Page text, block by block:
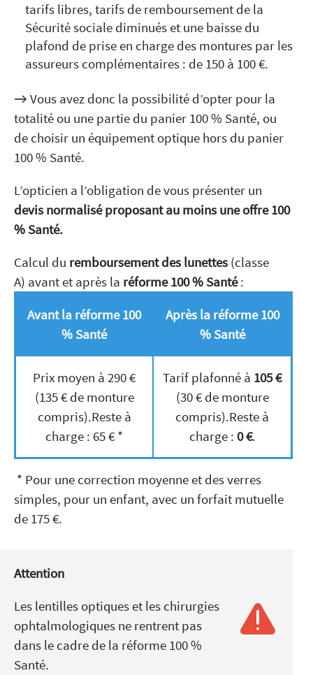
tarifs libres, tarifs de remboursement de la
Sécurité sociale diminués et une baisse du
plafond de prise en charge des montures par les
assureurs complémentaires : de 150 à 100 €.
→ Vous avez donc la possibilité d’opter pour la
totalité ou une partie du panier 100 % Santé, ou
de choisir un équipement optique hors du panier
100 % Santé.
L’opticien a l’obligation de vous présenter un
devis normalisé proposant au moins une offre 100
% Santé.
Calcul du remboursement des lunettes (classe
A) avant et après la réforme 100 % Santé:
Avant la réforme 100
% Santé
Après la réforme 100
% Santé
Prix moyen à 290 €
(135 € de monture
compris).Reste à
charge : 65 € *
Tarif plafonné à 105 €
(30 € de monture
compris).Reste à
charge : 0 €.
* Pour une correction moyenne et des verres
simples, pour un enfant, avec un forfait mutuelle
de 175 €.
Attention
Les lentilles optiques et les chirurgies
ophtalmologiques ne rentrent pas
dans le cadre de la réforme 100 %
Santé.